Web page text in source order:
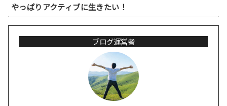
やっぱりアクティブに生きたい！
ブログ運営者